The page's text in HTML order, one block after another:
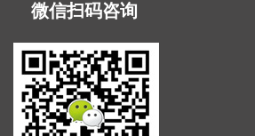
微信扫码咨询